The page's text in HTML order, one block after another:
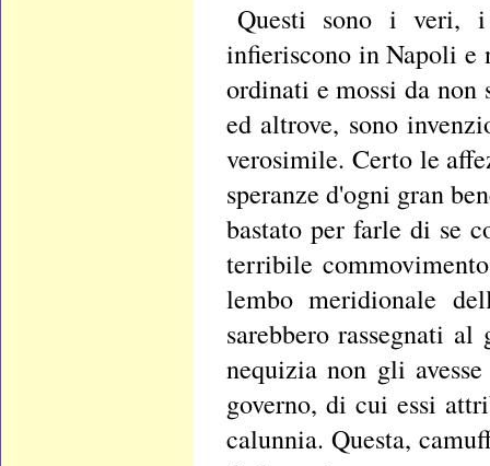
Questi sono i veri,
infieriscono in Napoli e
ordinati e mossi da
ed altrove, sono
verosimile. Certo le
speranze d'ogni gran
bastato per farle di se
terribile
lembo meridionale
sarebbero rassegnati
nequizia non gli
governo, di cui essi
calunnia. Questa,